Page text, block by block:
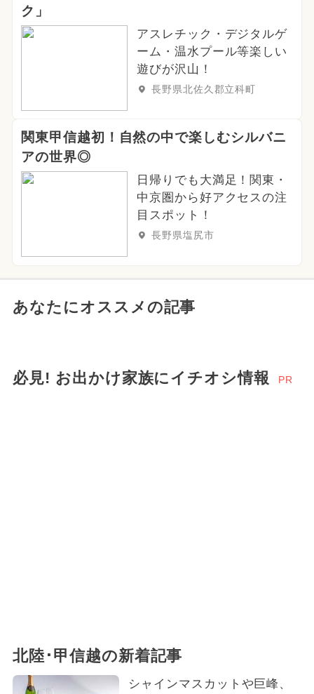
ク」
アスレチック・デジタルゲ
ーム・温水プール等楽しい
遊びが沢山！
長野県北佐久郡立科町
関東甲信越初！自然の中で楽しむシルバニ
アの世界◎
日帰りでも大満足！関東・
中京圏から好アクセスの注
目スポット！
長野県塩尻市
あなたにオススメの記事
必見! お出かけ家族にイチオシ情報 PR
北陸･甲信越の新着記事
シャインマスカットや巨峰、